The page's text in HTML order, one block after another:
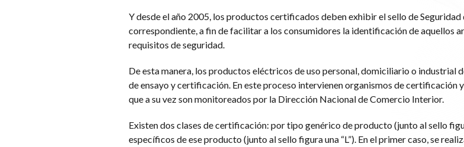
Y desde el año 2005, los productos certificados deben exhibir el sello de
correspondiente, a fin de facilitar a los consumidores la identificación de aquellos
requisitos de seguridad.
De esta manera, los productos eléctricos de uso personal, domiciliario o industrial
de ensayo y certificación. En este proceso intervienen organismos de certificación
que a su vez son monitoreados por la Dirección Nacional de Comercio Interior.
Existen dos clases de certificación: por tipo genérico de producto (junto al sello
específicos de ese producto (junto al sello figura una “L”). En el primer caso, se